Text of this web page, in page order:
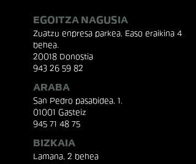
EGOITZA NAGUSIA
Zuatzu enpresa parkea, Easo eraikina 4
behea.
20018 Donostia
943 26 59 82
ARABA
San Pedro pasabidea, 1.
01001 Gasteiz
945 71 48 75
BIZKAIA
Lamana, 2 behea